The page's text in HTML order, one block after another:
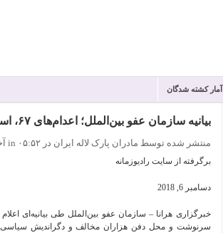
آمار کشته شدگان
بیانیه سازمان عفو بین‌الملل؛ اعدام‌های ۶۷، استمرار جنایت علیه بشریت توسط حکومت ایران
منتشر شده توسط مادران پارک لاله ایران در ۰۵:۵۲ in
برگرفته از سایت رادیوزمانه
دسامبر 6, 2018
خبرگزاری هرانا – سازمان عفو بین‌الملل طی بیانیه‌ای